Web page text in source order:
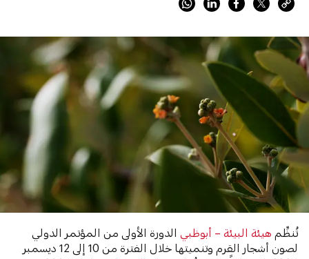
تُنظِّم هيئة البيئة – أبوظبي الدورة الأولى من المؤتمر الدولي
لصون أشجار القرم وتنميتها خلال الفترة من 10 إلى 12 ديسمبر